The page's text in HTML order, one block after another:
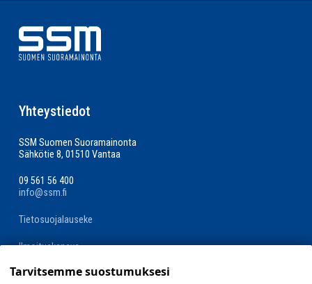
Yhteystiedot
SSM Suomen Suoramainonta
Sähkötie 8, 01510 Vantaa
09 561 56 400
info@ssm.fi
Tietosuojalauseke
Ilmoituskanava
Evästevalinnat »
Tarvitsemme suostumuksesi